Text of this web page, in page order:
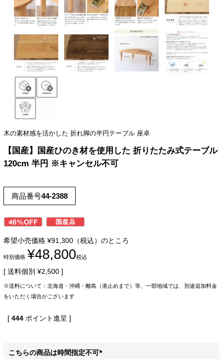
木の素材感を活かした 折れ脚の半円テーブル 座卓
【国産】国産ひのき材を使用した 折りたたみ式テーブル
120cm 半円 ※キャンセル不可
商品番号44-2388
希望小売価格 ¥91,300 （税込）のところ
特別価格 ¥48,800税込
送料個別 ¥2,500
※送料について：北海道・沖縄・離島（港止めまで）等、一部地域では、別途追加料金
をいただく場合がございます
[ 444 ポイント進呈 ]
こちらの商品は時間指定不可